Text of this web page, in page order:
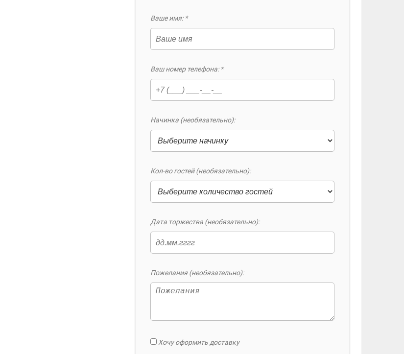
Ваше имя: *
Ваш номер телефона: *
Начинка (необязательно):
Кол-во гостей (необязательно):
Дата торжества (необязательно):
Пожелания (необязательно):
Хочу оформить доставку